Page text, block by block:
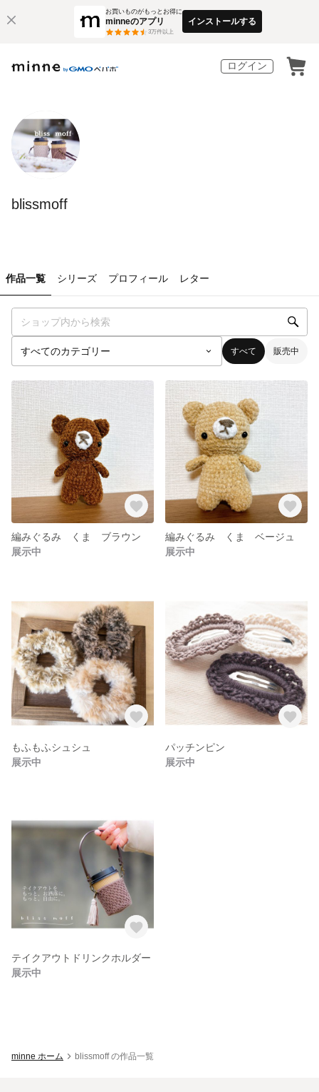
お買いものがもっとお得に
minneのアプリ
3万件以上
インストールする
ログイン
blissmoff
作品一覧 シリーズ プロフィール レター
すべて 販売中
編みぐるみ くま ブラウン
展示中
編みぐるみ くま ベージュ
展示中
もふもふシュシュ
展示中
パッチンピン
展示中
テイクアウトドリンクホルダー
展示中
minne ホーム blissmoff の作品一覧